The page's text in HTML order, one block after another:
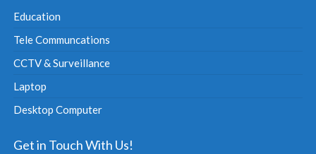
Education
Tele Communcations
CCTV & Surveillance
Laptop
Desktop Computer
Get in Touch With Us!